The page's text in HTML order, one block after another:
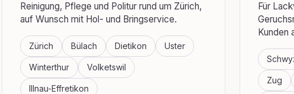
Reinigung, Pflege und Politur rund um Zürich,
auf Wunsch mit Hol- und Bringservice.
Zürich Bülach Dietikon Uster
Winterthur Volketswil
Illnau-Effretikon
Für
Kunden
Zug